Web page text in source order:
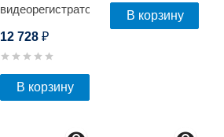
видеорегистратор
12 728₽
В корзину
В корзину